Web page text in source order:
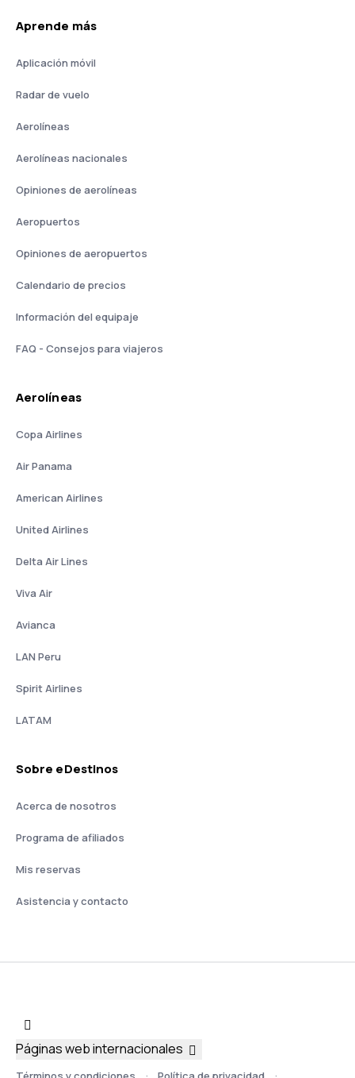
Aprende más
Aplicación móvil
Radar de vuelo
Aerolíneas
Aerolíneas nacionales
Opiniones de aerolíneas
Aeropuertos
Opiniones de aeropuertos
Calendario de precios
Información del equipaje
FAQ - Consejos para viajeros
Aerolíneas
Copa Airlines
Air Panama
American Airlines
United Airlines
Delta Air Lines
Viva Air
Avianca
LAN Peru
Spirit Airlines
LATAM
Sobre eDestinos
Acerca de nosotros
Programa de afiliados
Mis reservas
Asistencia y contacto
Páginas web internacionales